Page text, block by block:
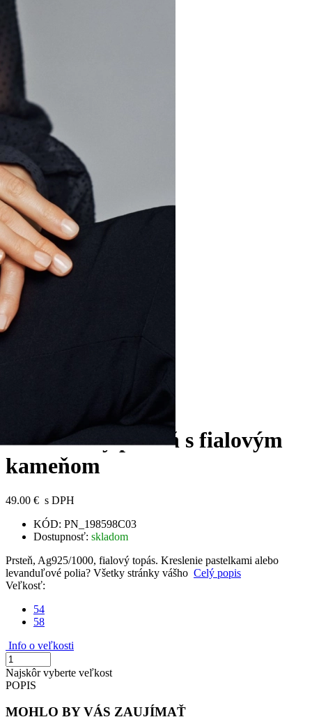
Späť
Previous
Korálikový prsteň s fialovým
kameňom
49.00 € s DPH
KÓD: PN_198598C03
Dostupnosť: skladom
Prsteň, Ag925/1000, fialový topás. Kreslenie pastelkami alebo
levanduľové polia? Všetky stránky vášho Celý popis
Veľkosť:
54
58
Info o veľkosti
Najskôr vyberte veľkost
POPIS
MOHLO BY VÁS ZAUJÍMAŤ